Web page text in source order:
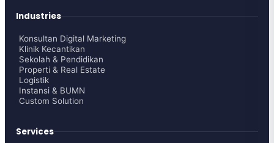
Industries
Konsultan Digital Marketing
Klinik Kecantikan
Sekolah & Pendidikan
Properti & Real Estate
Logistik
Instansi & BUMN
Custom Solution
Services